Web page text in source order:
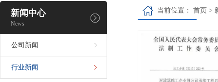
新闻中心
News
公司新闻
行业新闻
当前位置： 首页 >